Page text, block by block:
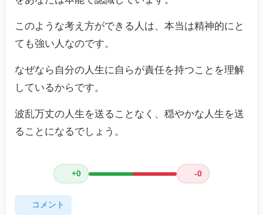
このような考え方ができる人は、本当は精神的にと
ても強い人なのです。
なぜなら自分の人生に自らが責任を持つことを理解
しているからです。
波乱万丈の人生を送ることなく、穏やかな人生を送
ることになるでしょう。
+0 -0
コメント